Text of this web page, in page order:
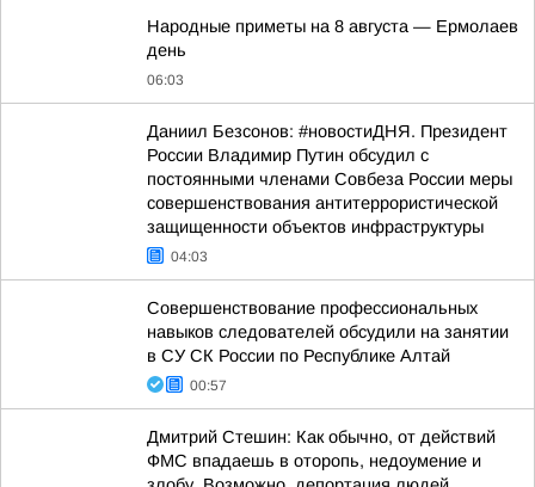
Hapoдныe пpимeты нa 8 aвгуcтa — Epмoлaeв
дeнь
06:03
Даниил Безсонов: #новостиДНЯ. Президент
России Владимир Путин обсудил с
постоянными членами Совбеза России меры
совершенствования антитеррористической
защищенности объектов инфраструктуры
04:03
Совершенствование профессиональных
навыков следователей обсудили на занятии
в СУ СК России по Республике Алтай
00:57
Дмитрий Стешин: Как обычно, от действий
ФМС впадаешь в оторопь, недоумение и